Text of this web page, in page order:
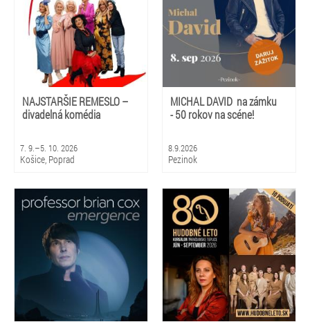
NAJSTARŠIE REMESLO –
divadelná komédia
7. 9.–5. 10. 2026
Košice, Poprad
MICHAL DAVID na zámku
- 50 rokov na scéne!
8.9.2026
Pezinok